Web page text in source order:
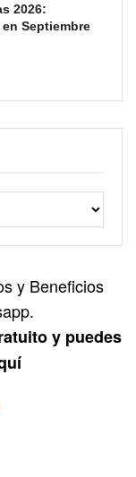
2026:
Septiembre
y Beneficios
y puedes